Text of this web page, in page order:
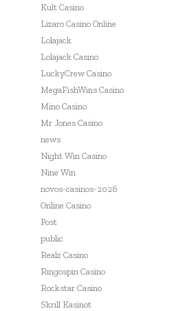
Kult Casino
Lizaro Casino Online
Lolajack
Lolajack Casino
LuckyCrew Casino
MegaFishWins Casino
Mino Casino
Mr Jones Casino
news
Night Win Casino
Nine Win
novos-casinos-2026
Online Casino
Post
public
Realz Casino
Ringospin Casino
Rockstar Casino
Skrill Kasinot